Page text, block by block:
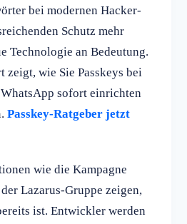
bei modernen Hacker-
Schutz mehr
Technologie an Bedeutung.
zeigt, wie Sie Passkeys bei
sofort einrichten
Passkey-Ratgeber jetzt
wie die Kampagne
Lazarus-Gruppe zeigen,
ist. Entwickler werden